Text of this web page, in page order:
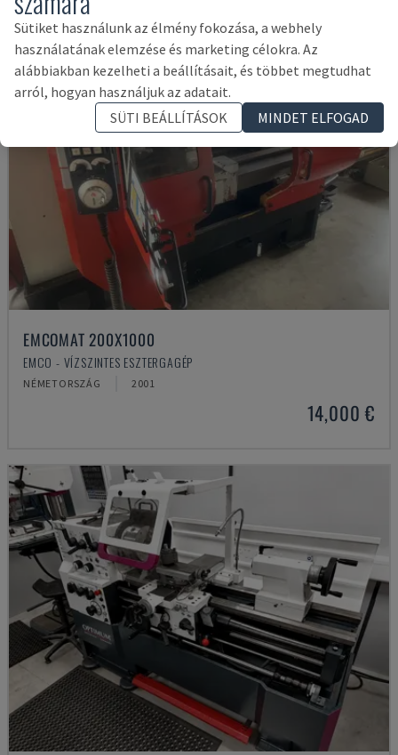
EMCOMAT 200X1000
EMCO - VÍZSZINTES ESZTERGAGÉP
NÉMETORSZÁG 2001
14,000 €
Sütiket használunk az élmény fokozása, a webhely
használatának elemzése és marketing célokra. Az
alábbiakban kezelheti a beállításait, és többet megtudhat
arról, hogyan használjuk az adatait.
SÜTI BEÁLLÍTÁSOK
MINDET ELFOGAD